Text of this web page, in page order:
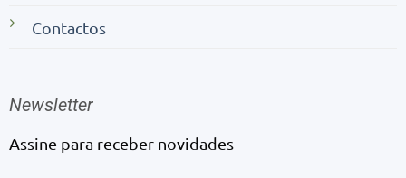
Contactos
Newsletter
Assine para receber novidades